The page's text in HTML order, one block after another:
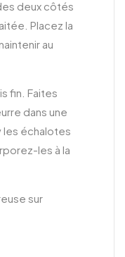
deux côtés
Placez la
au
fin. Faites
dans une
échalotes
les à la
sur